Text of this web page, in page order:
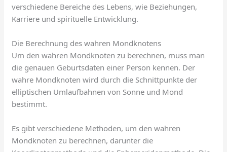
verschiedene Bereiche des Lebens, wie Beziehungen,
Karriere und spirituelle Entwicklung.
Die Berechnung des wahren Mondknotens
Um den wahren Mondknoten zu berechnen, muss man
die genauen Geburtsdaten einer Person kennen. Der
wahre Mondknoten wird durch die Schnittpunkte der
elliptischen Umlaufbahnen von Sonne und Mond
bestimmt.
Es gibt verschiedene Methoden, um den wahren
Mondknoten zu berechnen, darunter die